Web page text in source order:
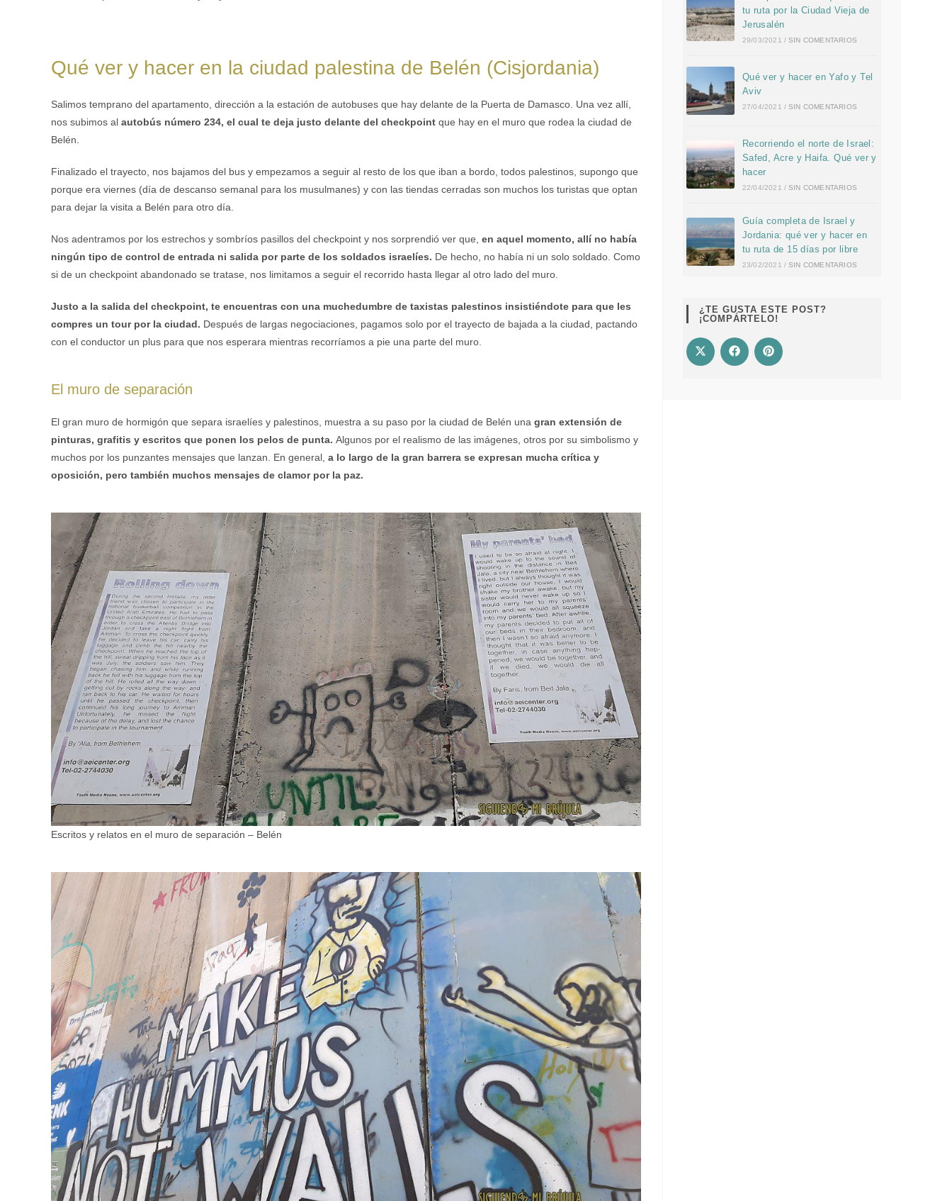
Qué ver y hacer en la ciudad palestina de Belén (Cisjordania)
Salimos temprano del apartamento, dirección a la estación de autobuses que hay delante de la Puerta de Damasco. Una vez allí,
nos subimos al autobús número 234, el cual te deja justo delante del checkpoint que hay en el muro que rodea la ciudad de
Belén.
Finalizado el trayecto, nos bajamos del bus y empezamos a seguir al resto de los que iban a bordo, todos palestinos, supongo que
porque era viernes (día de descanso semanal para los musulmanes) y con las tiendas cerradas son muchos los turistas que optan
para dejar la visita a Belén para otro día.
Nos adentramos por los estrechos y sombríos pasillos del checkpoint y nos sorprendió ver que, en aquel momento, allí no había
ningún tipo de control de entrada ni salida por parte de los soldados israelíes. De hecho, no había ni un solo soldado. Como
si de un checkpoint abandonado se tratase, nos limitamos a seguir el recorrido hasta llegar al otro lado del muro.
Justo a la salida del checkpoint, te encuentras con una muchedumbre de taxistas palestinos insistiéndote para que les
compres un tour por la ciudad. Después de largas negociaciones, pagamos solo por el trayecto de bajada a la ciudad, pactando
con el conductor un plus para que nos esperara mientras recorríamos a pie una parte del muro.
El muro de separación
El gran muro de hormigón que separa israelíes y palestinos, muestra a su paso por la ciudad de Belén una gran extensión de
pinturas, grafitis y escritos que ponen los pelos de punta. Algunos por el realismo de las imágenes, otros por su simbolismo y
muchos por los punzantes mensajes que lanzan. En general, a lo largo de la gran barrera se expresan mucha crítica y
oposición, pero también muchos mensajes de clamor por la paz.
Escritos y relatos en el muro de separación – Belén
tu ruta por la Ciudad Vieja de
Jerusalén
29/03/2021 / SIN COMENTARIOS
Qué ver y hacer en Yafo y Tel
Aviv
27/04/2021 / SIN COMENTARIOS
Recorriendo el norte de Israel:
Safed, Acre y Haifa. Qué ver y
hacer
22/04/2021 / SIN COMENTARIOS
Guía completa de Israel y
Jordania: qué ver y hacer en
tu ruta de 15 días por libre
23/02/2021 / SIN COMENTARIOS
¿TE GUSTA ESTE POST?
¡COMPÁRTELO!